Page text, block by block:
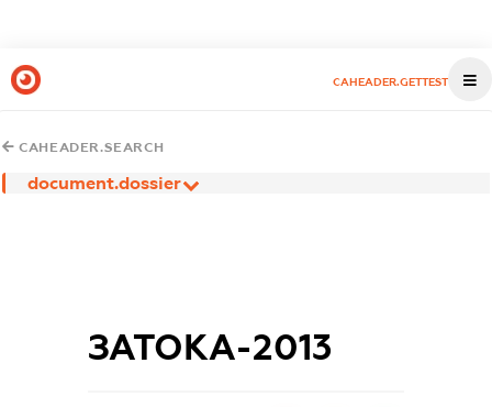
CAHEADER.GETTEST
CAHEADER.SEARCH
document.dossier
ЗАТОКА-2013